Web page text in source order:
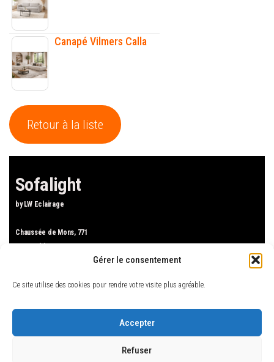
Gérer le consentement
Ce site utilise des cookies pour rendre votre visite plus agréable.
Accepter
Refuser
Canapé Vilmers Calla
Retour à la liste
Sofalight
by LW Eclairage
Chaussée de Mons, 771
Accueil
Canapés